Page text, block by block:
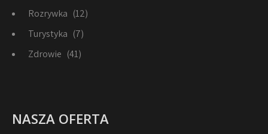
Rozrywka (12)
Turystyka (7)
Zdrowie (41)
NASZA OFERTA